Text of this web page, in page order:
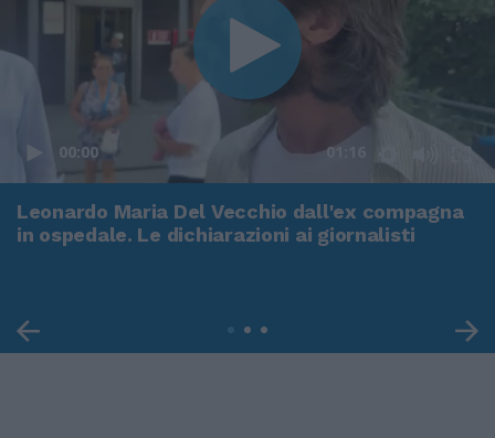
00:00 01:16
Leonardo Maria Del Vecchio dall'ex compagna
in ospedale. Le dichiarazioni ai giornalisti